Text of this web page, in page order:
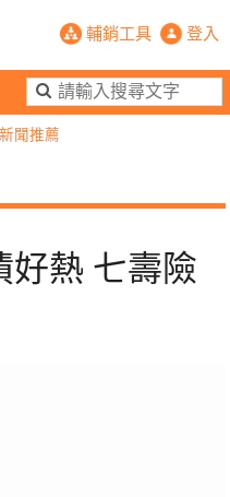
推薦]蘋果債好熱 七壽險搶翻-
輔銷工具 登入
好險懂生活
輔銷工具 活動專區
新聞推薦
熱 七壽險